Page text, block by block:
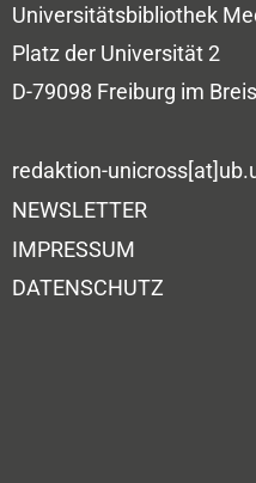
Universitätsbibliothek
Platz der Universität 2
D-79098 Freiburg im
redaktion-
NEWSLETTER
IMPRESSUM
DATENSCHUTZ